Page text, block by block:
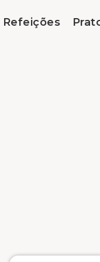
Refeições